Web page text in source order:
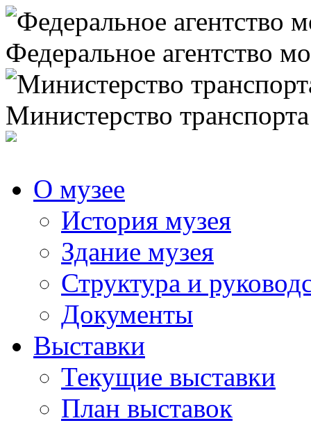
Федеральное агентство
Министерство
О музее
История музея
Здание музея
Структура и
Документы
Выставки
Текущие выставки
План выставок